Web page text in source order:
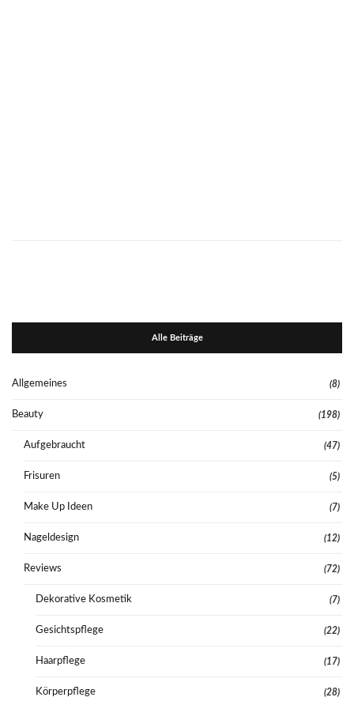
Alle Beiträge
Allgemeines (8)
Beauty (198)
Aufgebraucht (47)
Frisuren (5)
Make Up Ideen (7)
Nageldesign (12)
Reviews (72)
Dekorative Kosmetik (7)
Gesichtspflege (22)
Haarpflege (17)
Körperpflege (28)